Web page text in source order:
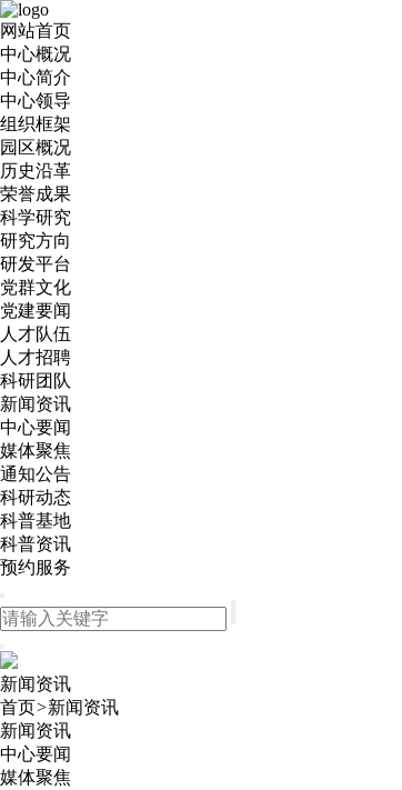
网站首页
中心概况
中心简介
中心领导
组织框架
园区概况
历史沿革
荣誉成果
科学研究
研究方向
研发平台
党群文化
党建要闻
人才队伍
人才招聘
科研团队
新闻资讯
中心要闻
媒体聚焦
通知公告
科研动态
科普基地
科普资讯
预约服务
新闻资讯
首页>新闻资讯
新闻资讯
中心要闻
媒体聚焦